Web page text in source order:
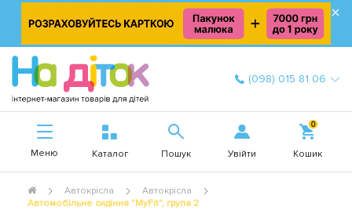
×
(098) 015 81 06
Меню Каталог Пошук Увійти
0
Кошик
Автокрісла
Автокрісла
Автомобільне сидіння "MyFit", група 2